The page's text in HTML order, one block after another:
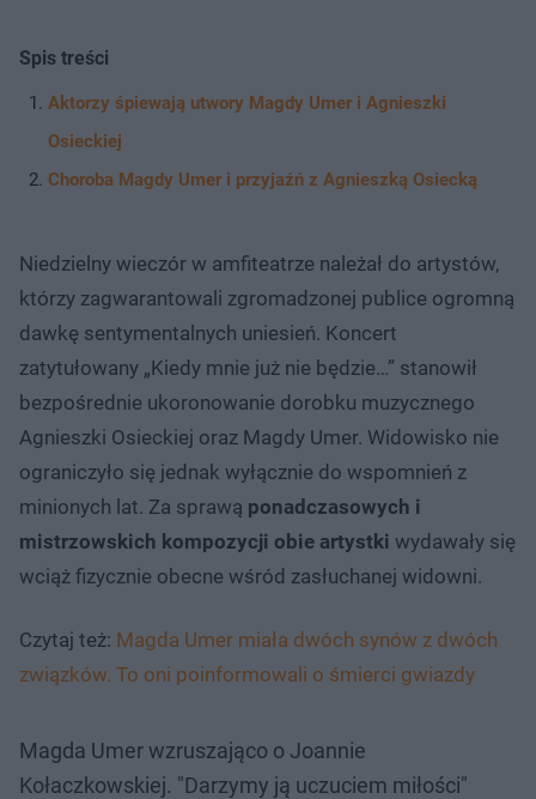
Spis treści
Aktorzy śpiewają utwory Magdy Umer i Agnieszki
Osieckiej
Choroba Magdy Umer i przyjaźń z Agnieszką Osiecką
Niedzielny wieczór w amfiteatrze należał do artystów,
którzy zagwarantowali zgromadzonej publice ogromną
dawkę sentymentalnych uniesień. Koncert
zatytułowany „Kiedy mnie już nie będzie…” stanowił
bezpośrednie ukoronowanie dorobku muzycznego
Agnieszki Osieckiej oraz Magdy Umer. Widowisko nie
ograniczyło się jednak wyłącznie do wspomnień z
minionych lat. Za sprawą ponadczasowych i
mistrzowskich kompozycji obie artystki wydawały się
wciąż fizycznie obecne wśród zasłuchanej widowni.
Czytaj też: Magda Umer miała dwóch synów z dwóch
związków. To oni poinformowali o śmierci gwiazdy
Magda Umer wzruszająco o Joannie
Kołaczkowskiej. "Darzymy ją uczuciem miłości"